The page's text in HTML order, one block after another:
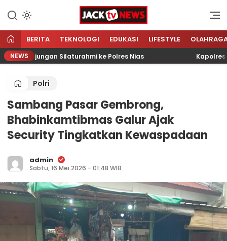
konten
Jacktvnews.com
Sumber Referensi Terpercaya
BERITA TEKNOLOGI EDUKASI LIFESTYLE
NEWS Silaturahmi ke Polres Nias Kapolres:
Polri
Sambang Pasar Gembrong,
Bhabinkamtibmas Galur Ajak
Security Tingkatkan Kewaspadaan
admin
Sabtu, 16 Mei 2026 - 01:48 WIB